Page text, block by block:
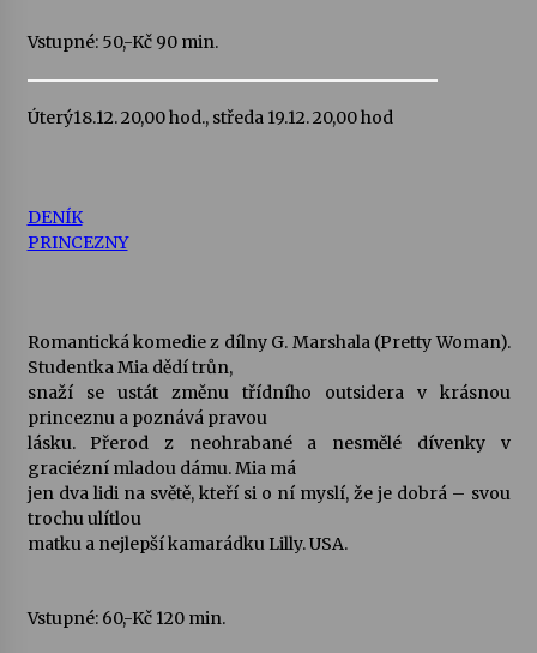
Vstupné: 50,-Kč 90 min.
Úterý18.12. 20,00 hod., středa 19.12. 20,00 hod
DENÍK
PRINCEZNY
Romantická komedie z dílny G. Marshala (Pretty Woman).
Studentka Mia dědí trůn,
snaží se ustát změnu třídního outsidera v krásnou
princeznu a poznává pravou
lásku. Přerod z neohrabané a nesmělé dívenky v
graciézní mladou dámu. Mia má
jen dva lidi na světě, kteří si o ní myslí, že je dobrá – svou
trochu ulítlou
matku a nejlepší kamarádku Lilly. USA.
Vstupné: 60,-Kč 120 min.